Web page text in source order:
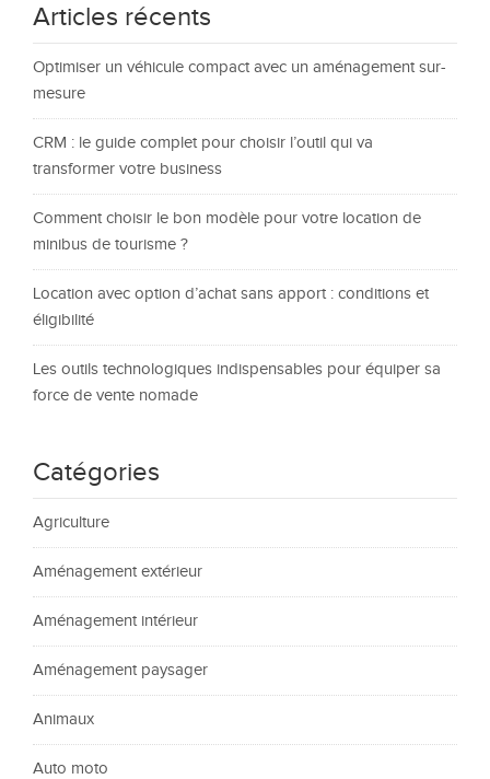
Articles récents
Optimiser un véhicule compact avec un aménagement sur-
mesure
CRM : le guide complet pour choisir l’outil qui va
transformer votre business
Comment choisir le bon modèle pour votre location de
minibus de tourisme ?
Location avec option d’achat sans apport : conditions et
éligibilité
Les outils technologiques indispensables pour équiper sa
force de vente nomade
Catégories
Agriculture
Aménagement extérieur
Aménagement intérieur
Aménagement paysager
Animaux
Auto moto